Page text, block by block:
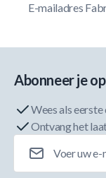
E-mailadres
Abonneer je
Wees als
Ontvang het